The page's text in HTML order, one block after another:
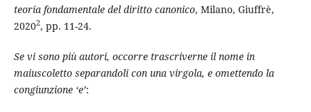
teoria fondamentale del diritto canonico, Milano, Giuffrè,
20202, pp. 11-24.
Se vi sono più autori, occorre trascriverne il nome in
maiuscoletto separandoli con una virgola, e omettendo la
congiunzione ‘e’: